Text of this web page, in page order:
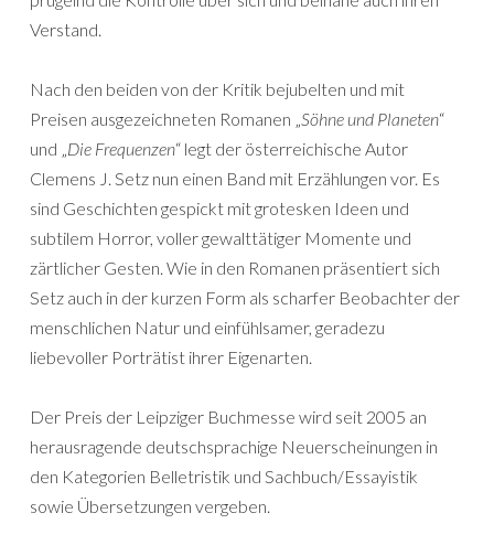
Verstand.
Nach den beiden von der Kritik bejubelten und mit
Preisen ausgezeichneten Romanen „Söhne und Planeten“
und „Die Frequenzen“ legt der österreichische Autor
Clemens J. Setz nun einen Band mit Erzählungen vor. Es
sind Geschichten gespickt mit grotesken Ideen und
subtilem Horror, voller gewalttätiger Momente und
zärtlicher Gesten. Wie in den Romanen präsentiert sich
Setz auch in der kurzen Form als scharfer Beobachter der
menschlichen Natur und einfühlsamer, geradezu
liebevoller Porträtist ihrer Eigenarten.
Der Preis der Leipziger Buchmesse wird seit 2005 an
herausragende deutschsprachige Neuerscheinungen in
den Kategorien Belletristik und Sachbuch/Essayistik
sowie Übersetzungen vergeben.